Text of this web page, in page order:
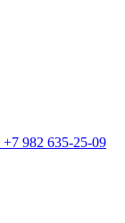
+7 982 635-25-09